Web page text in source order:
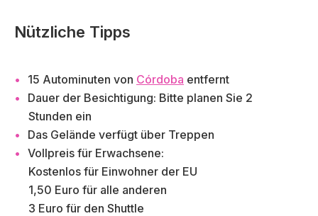
Nützliche Tipps
15 Autominuten von Córdoba entfernt
Dauer der Besichtigung: Bitte planen Sie 2
Stunden ein
Das Gelände verfügt über Treppen
Vollpreis für Erwachsene:
Kostenlos für Einwohner der EU
1,50 Euro für alle anderen
3 Euro für den Shuttle